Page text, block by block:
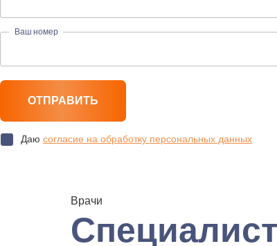
Ваш номер
Даю согласие на обработку персональных данных
Врачи